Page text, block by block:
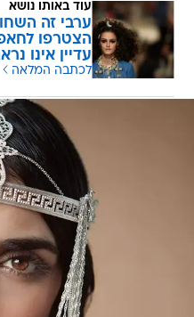
עוד באותו נושא
ערבי זה
הצטרפו
עדיין אינו
לכתבה המלאה